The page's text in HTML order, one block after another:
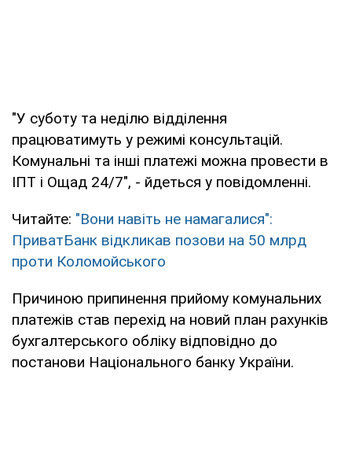
"У суботу та неділю відділення
працюватимуть у режимі консультацій.
Комунальні та інші платежі можна провести в
ІПТ і Ощад 24/7", - йдеться у повідомленні.
Читайте: "Вони навіть не намагалися":
ПриватБанк відкликав позови на 50 млрд
проти Коломойського
Причиною припинення прийому комунальних
платежів став перехід на новий план рахунків
бухгалтерського обліку відповідно до
постанови Національного банку України.